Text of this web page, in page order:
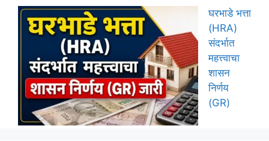
घरभाडे भत्ता
(HRA)
संदर्भात
महत्त्वाचा
शासन
निर्णय
(GR)